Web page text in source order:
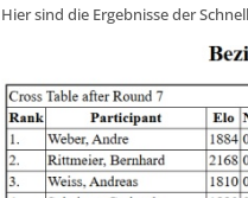
Hier sind die Ergebnisse der